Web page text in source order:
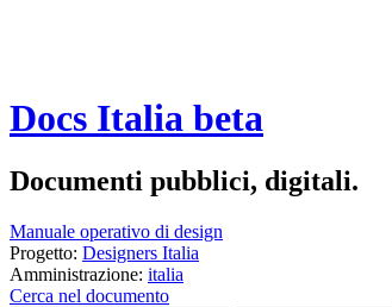
Docs Italia beta
Documenti pubblici, digitali.
Manuale operativo di design
Progetto: Designers Italia
Amministrazione: italia
Cerca nel documento